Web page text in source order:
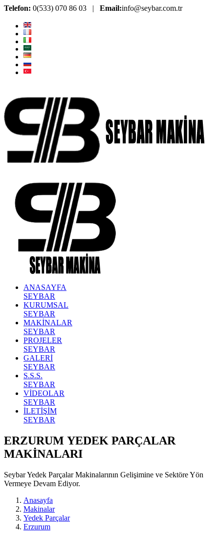
Telefon: 0(533) 070 86 03 | Email:info@seybar.com.tr
ANASAYFA
SEYBAR
KURUMSAL
SEYBAR
MAKİNALAR
SEYBAR
PROJELER
SEYBAR
GALERİ
SEYBAR
S.S.S.
SEYBAR
VİDEOLAR
SEYBAR
İLETİŞİM
SEYBAR
ERZURUM YEDEK PARÇALAR
MAKİNALARI
Seybar Yedek Parçalar Makinalarının Gelişimine ve Sektöre Yön
Vermeye Devam Ediyor.
Anasayfa
Makinalar
Yedek Parçalar
Erzurum